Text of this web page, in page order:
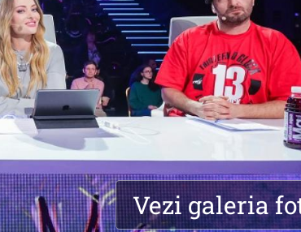
Vezi galeria